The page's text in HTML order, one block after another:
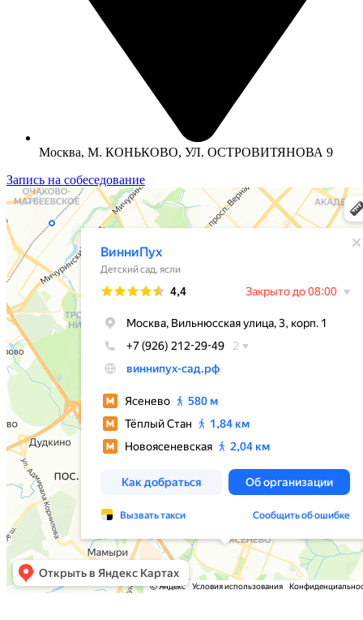
Москва, М. КОНЬКОВО, УЛ. ОСТРОВИТЯНОВА 9
Запись на собеседование